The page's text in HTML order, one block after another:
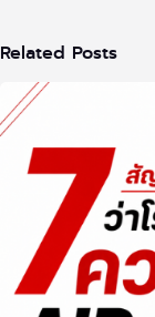
Related Posts